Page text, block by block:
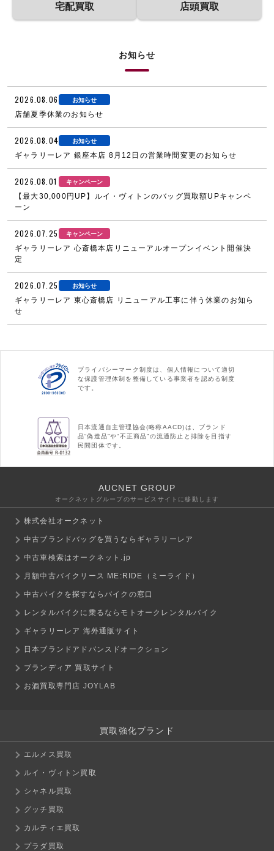
宅配買取 店頭買取
お知らせ
2026.08.06 お知らせ
店舗夏季休業のお知らせ
2026.08.04 お知らせ
ギャラリーレア 銀座本店 8月12日の営業時間変更のお知らせ
2026.08.01 キャンペーン
【最大30,000円UP】ルイ・ヴィトンのバッグ買取額UPキャンペ
ーン
2026.07.25 キャンペーン
ギャラリーレア 心斎橋本店リニューアルオープンイベント開催決
定
2026.07.25 お知らせ
ギャラリーレア 東心斎橋店 リニューアル工事に伴う休業のお知ら
せ
プライバシーマーク制度は、個人情報について適切
な保護管理体制を整備している事業者を認める制度
です。
日本流通自主管理協会(略称AACD)は、ブランド
品“偽造品”や“不正商品”の流通防止と排除を目指す
民間団体です。
AUCNET GROUP
オークネットグループのサービスサイトに移動します
株式会社オークネット
中古ブランドバッグを買うならギャラリーレア
中古車検索はオークネット.jp
月額中古バイクリース ME:RIDE（ミーライド）
中古バイクを探すならバイクの窓口
レンタルバイクに乗るならモトオークレンタルバイク
ギャラリーレア 海外通販サイト
日本ブランドアドバンスドオークション
ブランディア 買取サイト
お酒買取専門店 JOYLAB
買取強化ブランド
エルメス買取
ルイ・ヴィトン買取
シャネル買取
グッチ買取
カルティエ買取
プラダ買取